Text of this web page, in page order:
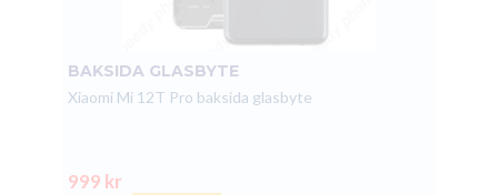
BAKSIDA GLASBYTE
Xiaomi Mi 12T Pro baksida glasbyte
999 kr